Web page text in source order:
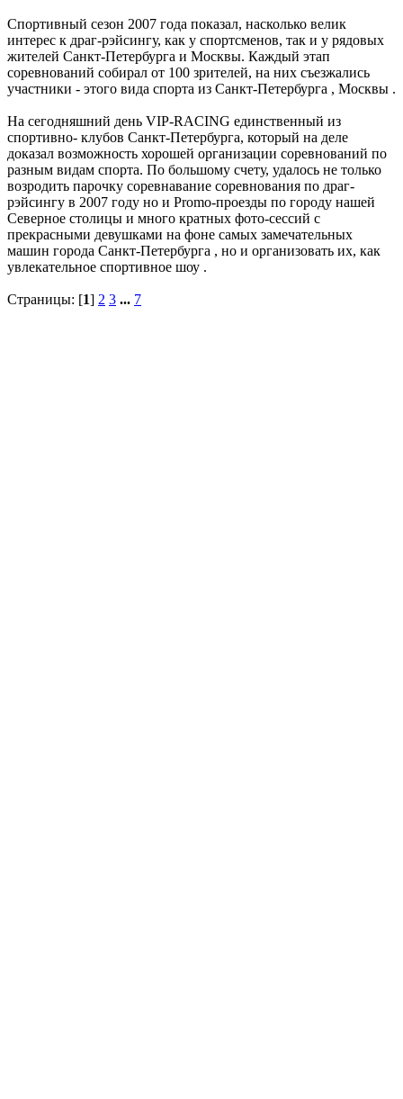
Спортивный сезон 2007 года показал, насколько велик
интерес к драг-рэйсингу, как у спортсменов, так и у рядовых
жителей Санкт-Петербурга и Москвы. Каждый этап
соревнований собирал от 100 зрителей, на них съезжались
участники - этого вида спорта из Санкт-Петербурга , Москвы .
На сегодняшний день VIP-RACING единственный из
спортивно- клубов Санкт-Петербурга, который на деле
доказал возможность хорошей организации соревнований по
разным видам спорта. По большому счету, удалось не только
возродить парочку соревнавание соревнования по драг-
рэйсингу в 2007 году но и Promo-проезды по городу нашей
Северное столицы и много кратных фото-сессий с
прекрасными девушками на фоне самых замечательных
машин города Санкт-Петербурга , но и организовать их, как
увлекательное спортивное шоу .
Страницы: [1] 2 3 ... 7